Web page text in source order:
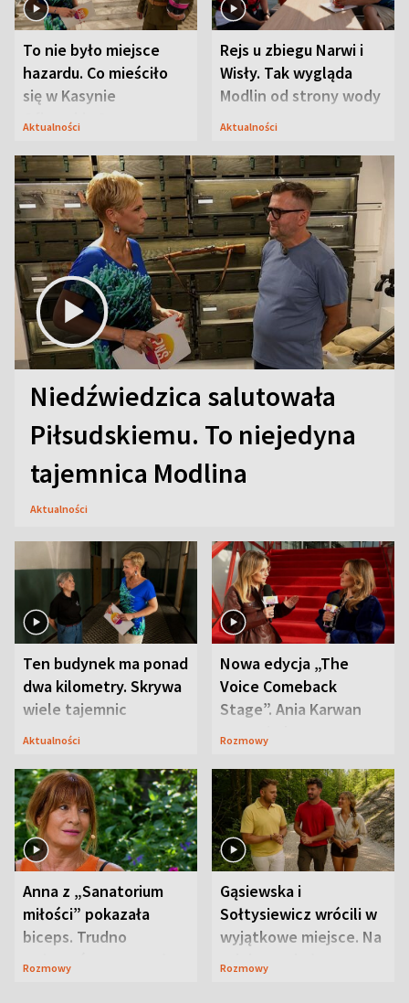
To nie było miejsce
hazardu. Co mieściło
się w Kasynie
Oficerskim?
Aktualności
Rejs u zbiegu Narwi i
Wisły. Tak wygląda
Modlin od strony wody
Aktualności
Niedźwiedzica salutowała
Piłsudskiemu. To niejedyna
tajemnica Modlina
Aktualności
Ten budynek ma ponad
dwa kilometry. Skrywa
wiele tajemnic
Aktualności
Nowa edycja „The
Voice Comeback
Stage”. Ania Karwan
zapowiada
Rozmowy
Anna z „Sanatorium
miłości” pokazała
biceps. Trudno
uwierzyć, co przeszła
Rozmowy
Gąsiewska i
Sołtysiewicz wrócili w
wyjątkowe miejsce. Na
szlaku czekał
Rozmowy